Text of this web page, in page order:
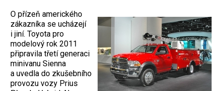
O přízeň amerického
zákazníka se ucházejí
i jiní. Toyota pro
modelový rok 2011
připravila třetí generaci
minivanu Sienna
a uvedla do zkušebního
provozu vozy Prius